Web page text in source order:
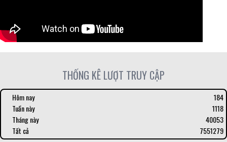
THỐNG KÊ LƯỢT TRUY CẬP
Hôm nay
184
Tuần này
1118
Tháng này
40053
Tất cả
7551279